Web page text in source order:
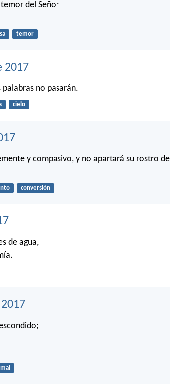
del Señor
temor
2017
no pasarán.
cielo
y compasivo, y no apartará su rostro de
conversión
de agua,
mal